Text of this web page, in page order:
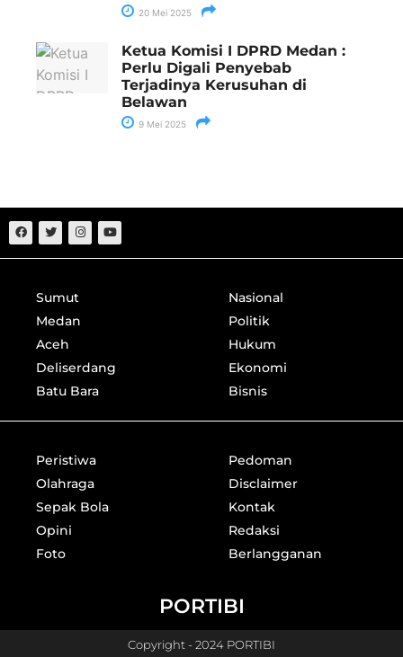
20 Mei 2025
Ketua Komisi I DPRD Medan :
Perlu Digali Penyebab
Terjadinya Kerusuhan di
Belawan
9 Mei 2025
Sumut
Medan
Aceh
Deliserdang
Batu Bara
Nasional
Politik
Hukum
Ekonomi
Bisnis
Peristiwa
Olahraga
Sepak Bola
Opini
Foto
Pedoman
Disclaimer
Kontak
Redaksi
Berlangganan
PORTIBI
Copyright - 2024 PORTIBI